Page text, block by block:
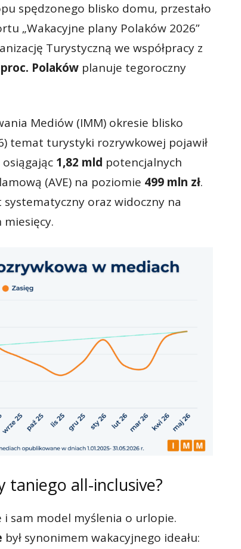
spędzonego blisko domu, przestało
„Wakacyjne plany Polaków 2026”
Turystyczną we współpracy z
Polaków planuje tegoroczny
Mediów (IMM) okresie blisko
temat turystyki rozrywkowej pojawił
osiągając 1,82 mld potencjalnych
(AVE) na poziomie 499 mln zł.
oraz widoczny na
taniego all-inclusive?
sam model myślenia o urlopie.
był synonimem wakacyjnego ideału: